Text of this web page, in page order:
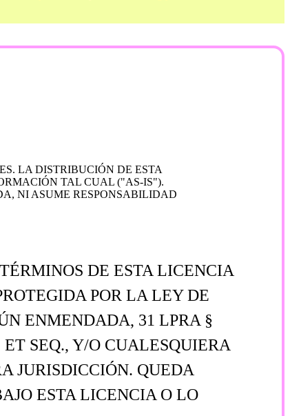
LA DISTRIBUCIÓN DE ESTA
TAL CUAL ("AS-IS").
NI ASUME RESPONSABILIDAD
DE ESTA LICENCIA
POR LA LEY DE
ENMENDADA, 31 LPRA §
SEQ., Y/O CUALESQUIERA
JURISDICCIÓN. QUEDA
ESTA LICENCIA O LO